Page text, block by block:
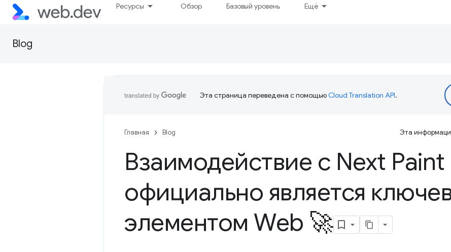
Ресурсы Обзор Базовый уровень Ещё
Blog
Эта страница переведена с помощьюCloud Translation API.
Главная Blog Эта
Взаимодействие с Next Paint
официально является
элементом Web 🚀